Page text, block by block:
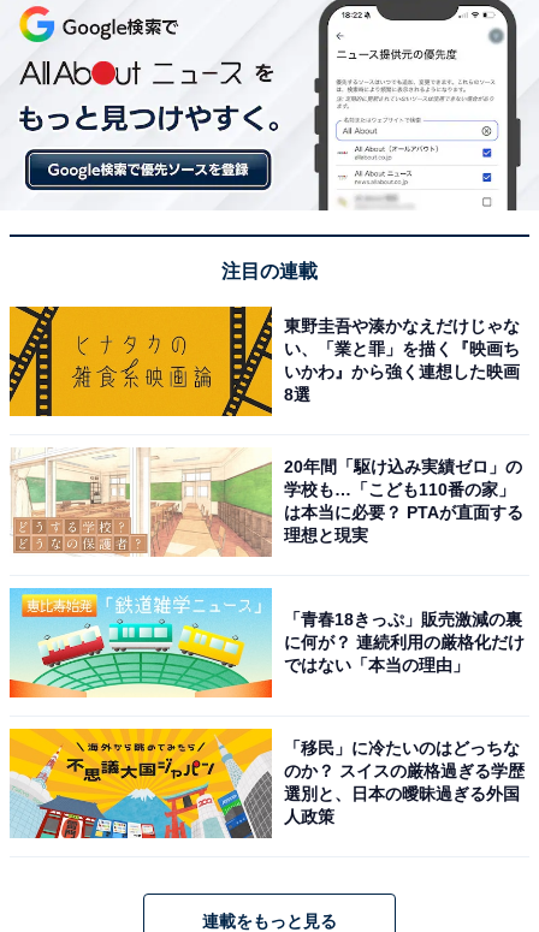
注目の連載
東野圭吾や湊かなえだけじゃな
い、「業と罪」を描く『映画ち
いかわ』から強く連想した映画
8選
20年間「駆け込み実績ゼロ」の
学校も…「こども110番の家」
は本当に必要？ PTAが直面する
理想と現実
「青春18きっぷ」販売激減の裏
に何が？ 連続利用の厳格化だけ
ではない「本当の理由」
「移民」に冷たいのはどっちな
のか？ スイスの厳格過ぎる学歴
選別と、日本の曖昧過ぎる外国
人政策
連載をもっと見る